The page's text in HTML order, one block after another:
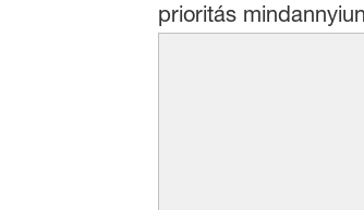
prioritás